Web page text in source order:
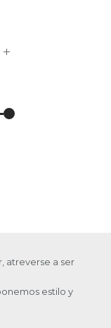
atreverse a ser
estilo y